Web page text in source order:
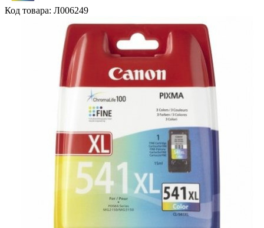
Код товара: Л006249